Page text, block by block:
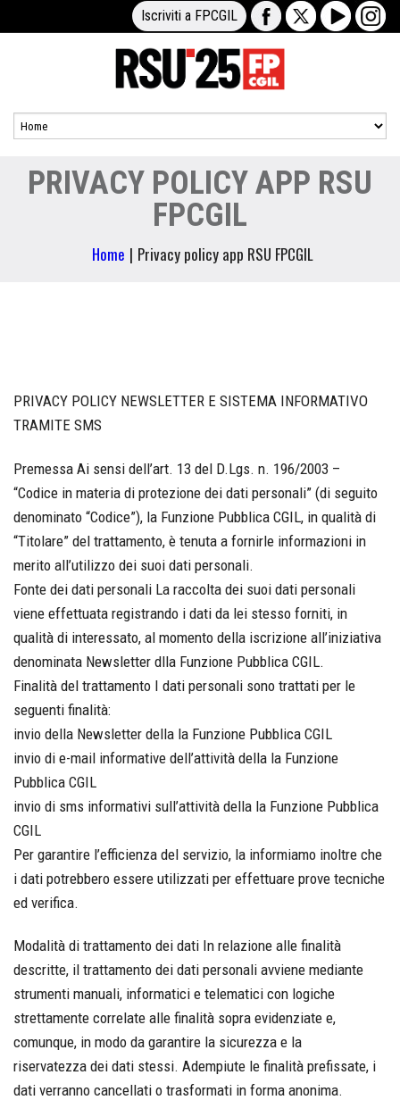
Iscriviti a FPCGIL
PRIVACY POLICY APP RSU
FPCGIL
Home | Privacy policy app RSU FPCGIL
PRIVACY POLICY NEWSLETTER E SISTEMA INFORMATIVO
TRAMITE SMS
Premessa Ai sensi dell’art. 13 del D.Lgs. n. 196/2003 –
“Codice in materia di protezione dei dati personali” (di seguito
denominato “Codice”), la Funzione Pubblica CGIL, in qualità di
“Titolare” del trattamento, è tenuta a fornirle informazioni in
merito all’utilizzo dei suoi dati personali.
Fonte dei dati personali La raccolta dei suoi dati personali
viene effettuata registrando i dati da lei stesso forniti, in
qualità di interessato, al momento della iscrizione all’iniziativa
denominata Newsletter dlla Funzione Pubblica CGIL.
Finalità del trattamento I dati personali sono trattati per le
seguenti finalità:
invio della Newsletter della la Funzione Pubblica CGIL
invio di e-mail informative dell’attività della la Funzione
Pubblica CGIL
invio di sms informativi sull’attività della la Funzione Pubblica
CGIL
Per garantire l’efficienza del servizio, la informiamo inoltre che
i dati potrebbero essere utilizzati per effettuare prove tecniche
ed verifica.
Modalità di trattamento dei dati In relazione alle finalità
descritte, il trattamento dei dati personali avviene mediante
strumenti manuali, informatici e telematici con logiche
strettamente correlate alle finalità sopra evidenziate e,
comunque, in modo da garantire la sicurezza e la
riservatezza dei dati stessi. Adempiute le finalità prefissate, i
dati verranno cancellati o trasformati in forma anonima.